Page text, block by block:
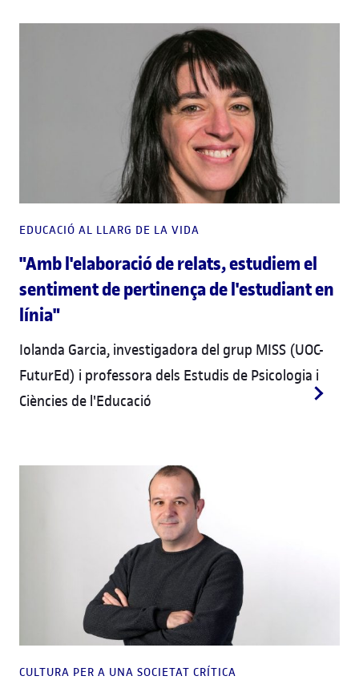
EDUCACIÓ AL LLARG DE LA VIDA
"Amb l'elaboració de relats, estudiem el
sentiment de pertinença de l'estudiant en
línia"
Iolanda Garcia, investigadora del grup MISS (UOC-
FuturEd) i professora dels Estudis de Psicologia i
Ciències de l'Educació
CULTURA PER A UNA SOCIETAT CRÍTICA